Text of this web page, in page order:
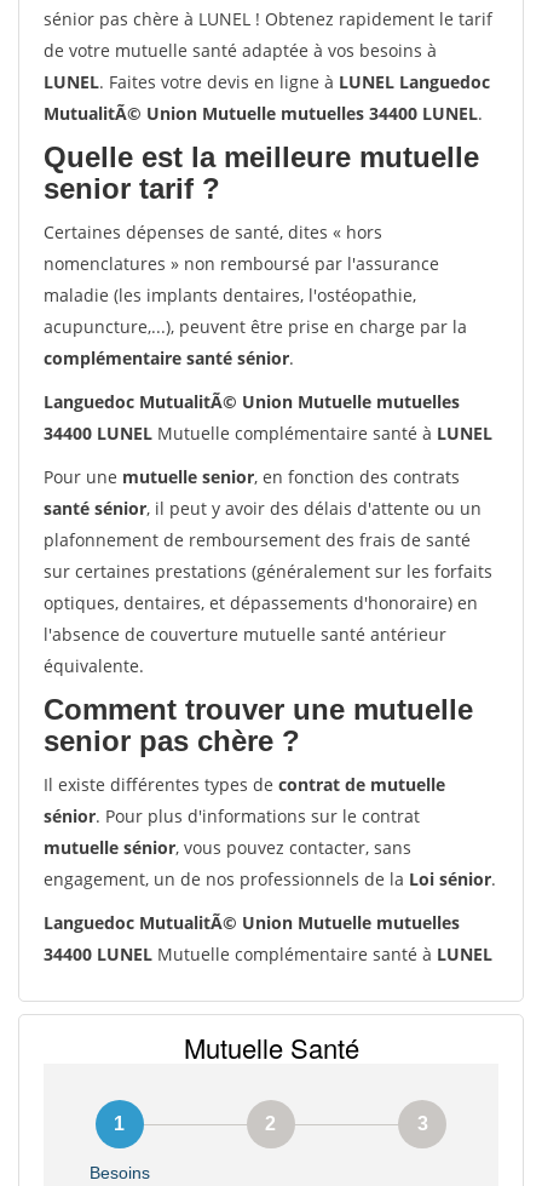
sénior pas chère à LUNEL ! Obtenez rapidement le tarif
de votre mutuelle santé adaptée à vos besoins à
LUNEL. Faites votre devis en ligne à LUNEL Languedoc
MutualitÃ© Union Mutuelle mutuelles 34400 LUNEL.
Quelle est la meilleure mutuelle
senior tarif ?
Certaines dépenses de santé, dites « hors
nomenclatures » non remboursé par l'assurance
maladie (les implants dentaires, l'ostéopathie,
acupuncture,...), peuvent être prise en charge par la
complémentaire santé sénior.
Languedoc MutualitÃ© Union Mutuelle mutuelles
34400 LUNEL Mutuelle complémentaire santé à LUNEL
Pour une mutuelle senior, en fonction des contrats
santé sénior, il peut y avoir des délais d'attente ou un
plafonnement de remboursement des frais de santé
sur certaines prestations (généralement sur les forfaits
optiques, dentaires, et dépassements d'honoraire) en
l'absence de couverture mutuelle santé antérieur
équivalente.
Comment trouver une mutuelle
senior pas chère ?
Il existe différentes types de contrat de mutuelle
sénior. Pour plus d'informations sur le contrat
mutuelle sénior, vous pouvez contacter, sans
engagement, un de nos professionnels de la Loi sénior.
Languedoc MutualitÃ© Union Mutuelle mutuelles
34400 LUNEL Mutuelle complémentaire santé à LUNEL